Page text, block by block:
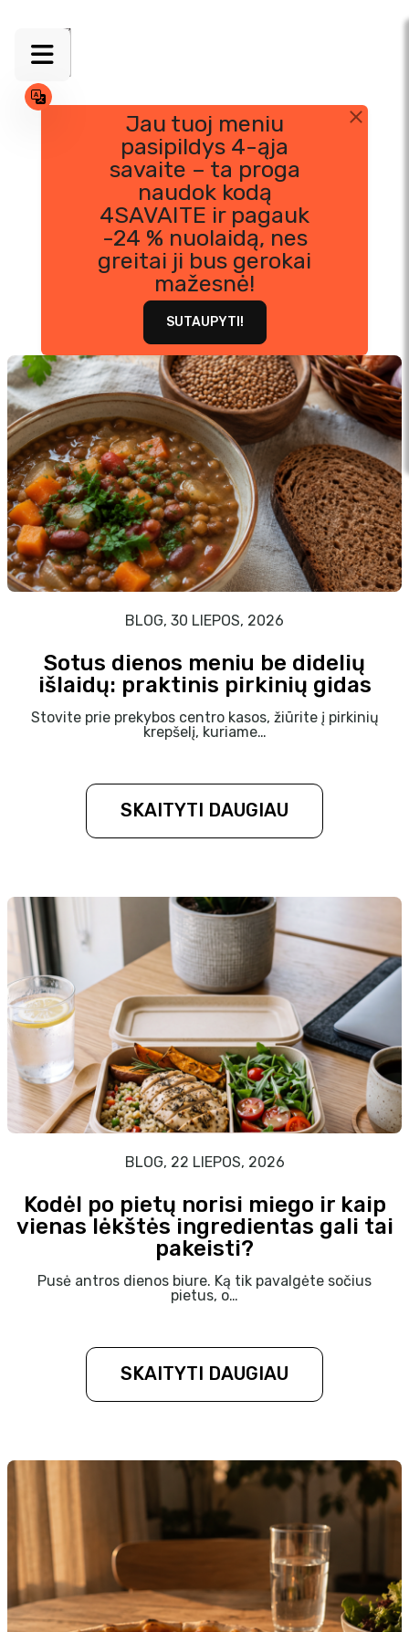
Jau tuoj meniu
pasipildys 4-ąja
savaite – ta proga
naudok kodą
4SAVAITE ir pagauk
-24 % nuolaidą, nes
greitai ji bus gerokai
mažesnė!
SUTAUPYTI!
Blog'as
KONKURSAI MITYBA
SVORIO KONTROLĖ
BLOG, 30 LIEPOS, 2026
Sotus dienos meniu be didelių
išlaidų: praktinis pirkinių gidas
Stovite prie prekybos centro kasos, žiūrite į pirkinių
krepšelį, kuriame…
SKAITYTI DAUGIAU
BLOG, 22 LIEPOS, 2026
Kodėl po pietų norisi miego ir kaip
vienas lėkštės ingredientas gali tai
pakeisti?
Pusė antros dienos biure. Ką tik pavalgėte sočius
pietus, o…
SKAITYTI DAUGIAU